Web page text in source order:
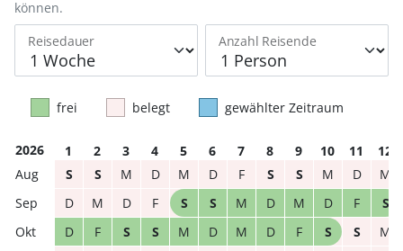
Reisedauer Anzahl Reisende
können.
frei belegt gewählter Zeitraum
2026 1 2 3 4 5 6 7 8 9 10 11
12
S
S M D M D F S S M D
M
D
M D F S S M D M D F
S
D
F S S M D M D F S S
M